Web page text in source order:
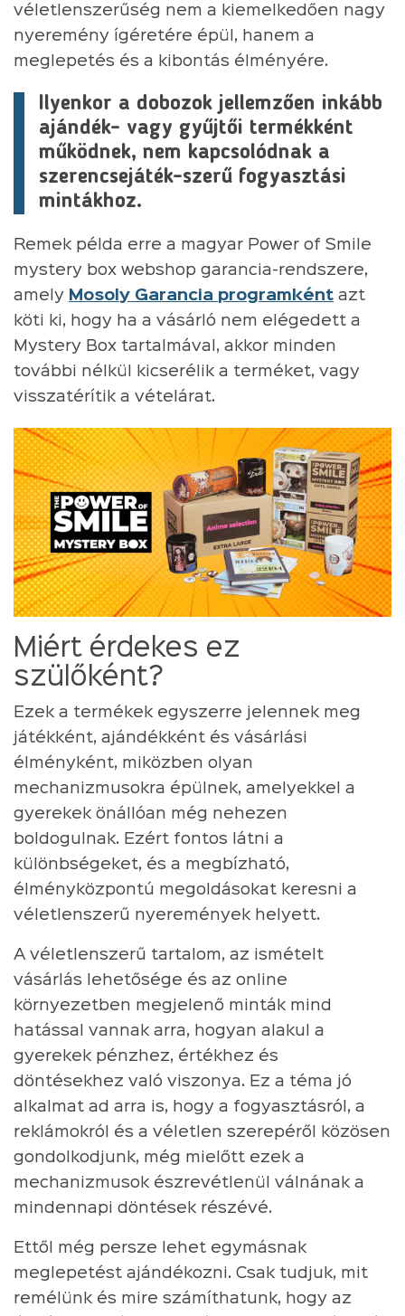
véletlenszerűség nem a kiemelkedően nagy
nyeremény ígéretére épül, hanem a
meglepetés és a kibontás élményére.
Ilyenkor a dobozok jellemzően inkább
ajándék- vagy gyűjtői termékként
működnek, nem kapcsolódnak a
szerencsejáték-szerű fogyasztási
mintákhoz.
Remek példa erre a magyar Power of Smile
mystery box webshop garancia-rendszere,
amely Mosoly Garancia programként azt
köti ki, hogy ha a vásárló nem elégedett a
Mystery Box tartalmával, akkor minden
további nélkül kicserélik a terméket, vagy
visszatérítik a vételárat.
Miért érdekes ez
szülőként?
Ezek a termékek egyszerre jelennek meg
játékként, ajándékként és vásárlási
élményként, miközben olyan
mechanizmusokra épülnek, amelyekkel a
gyerekek önállóan még nehezen
boldogulnak. Ezért fontos látni a
különbségeket, és a megbízható,
élményközpontú megoldásokat keresni a
véletlenszerű nyeremények helyett.
A véletlenszerű tartalom, az ismételt
vásárlás lehetősége és az online
környezetben megjelenő minták mind
hatással vannak arra, hogyan alakul a
gyerekek pénzhez, értékhez és
döntésekhez való viszonya. Ez a téma jó
alkalmat ad arra is, hogy a fogyasztásról, a
reklámokról és a véletlen szerepéről közösen
gondolkodjunk, még mielőtt ezek a
mechanizmusok észrevétlenül válnának a
mindennapi döntések részévé.
Ettől még persze lehet egymásnak
meglepetést ajándékozni. Csak tudjuk, mit
remélünk és mire számíthatunk, hogy az